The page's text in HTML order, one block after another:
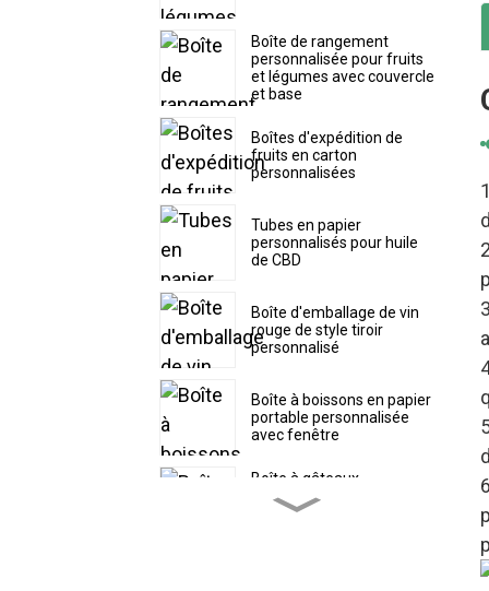
Boîte de rangement
personnalisée pour fruits
et légumes avec couvercle
et base
Boîtes d'expédition de
fruits en carton
personnalisées
Tubes en papier
personnalisés pour huile
de CBD
Boîte d'emballage de vin
rouge de style tiroir
personnalisé
Boîte à boissons en papier
portable personnalisée
avec fenêtre
Boîte à gâteaux
personnalisée avec
couvercle supérieur